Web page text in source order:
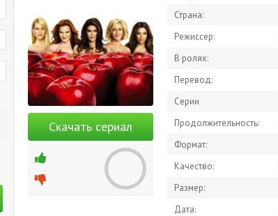
Скачать сериал
Страна:
Режиссер:
В ролях:
Перевод:
Серии
Продолжительность:
Формат:
Качество:
Размер:
Дата: